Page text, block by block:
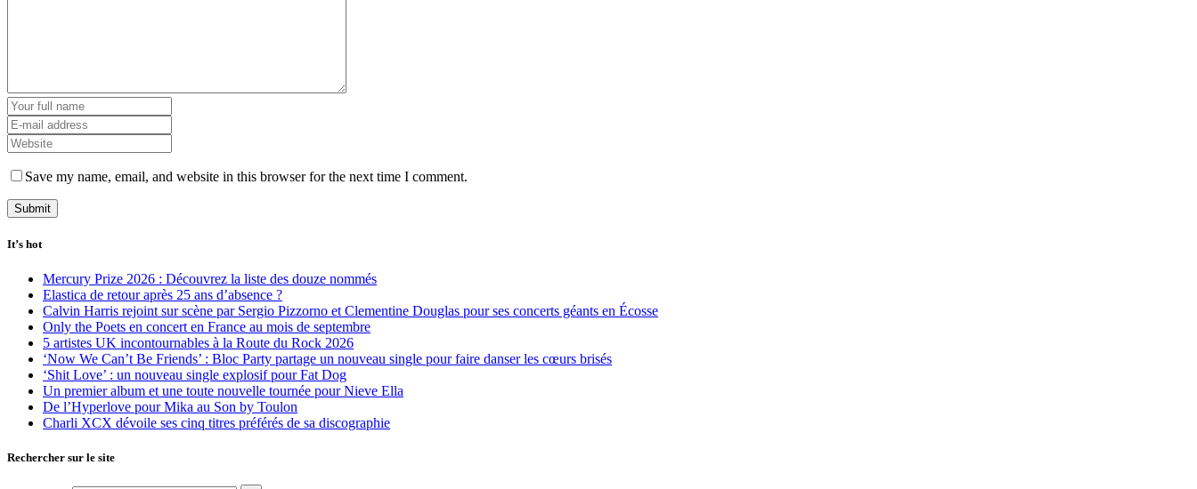
Save my name, email, and website in this browser for the next time I comment.
It’s hot
Mercury Prize 2026 : Découvrez la liste des douze nommés
Elastica de retour après 25 ans d’absence ?
Calvin Harris rejoint sur scène par Sergio Pizzorno et Clementine Douglas pour ses concerts géants en Écosse
Only the Poets en concert en France au mois de septembre
5 artistes UK incontournables à la Route du Rock 2026
‘Now We Can’t Be Friends’ : Bloc Party partage un nouveau single pour faire danser les cœurs brisés
‘Shit Love’ : un nouveau single explosif pour Fat Dog
Un premier album et une toute nouvelle tournée pour Nieve Ella
De l’Hyperlove pour Mika au Son by Toulon
Charli XCX dévoile ses cinq titres préférés de sa discographie
Rechercher sur le site